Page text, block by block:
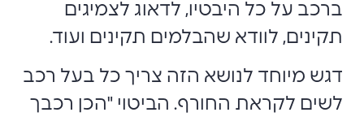
ברכב על כל היבטיו, לדאוג לצמיגים
תקינים, לוודא שהבלמים תקינים ועוד.
דגש מיוחד לנושא הזה צריך כל בעל רכב
לשים לקראת החורף. הביטוי "הכן רכבך